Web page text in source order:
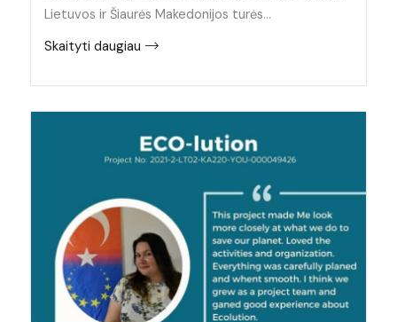
Lietuvos ir Šiaurės Makedonijos turės…
Skaityti daugiau